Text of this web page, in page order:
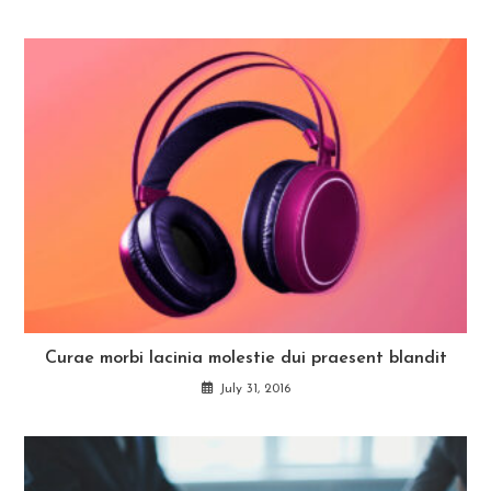
Curae morbi lacinia molestie dui praesent blandit
July 31, 2016